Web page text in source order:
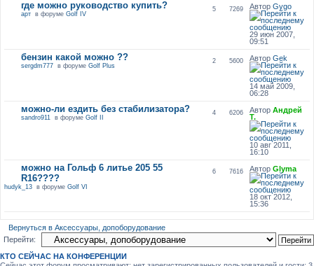
где можно руководство купить?
артв форуме Golf IV
5 7269 АвторGygo
29 июн 2007,
09:51
бензин какой можно ??
sergdm777в форуме Golf Plus
2 5600 АвторGek
14 май 2009,
06:28
можно-ли ездить без стабилизатора?
sandro911в форуме Golf II
4 6206 АвторАндрей
Т.
10 авг 2011,
16:10
можно на Гольф 6 литье 205 55
R16????
hudyk_13в форуме Golf VI
6 7616 АвторGlyma
18 окт 2012,
15:36
Вернуться в Аксессуары, допоборудование
Перейти:
КТО СЕЙЧАС НА КОНФЕРЕНЦИИ